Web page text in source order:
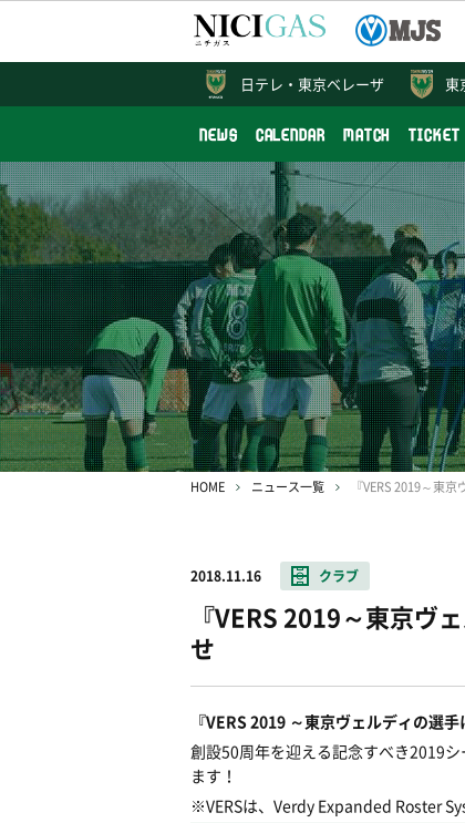
東
NEWS CALENDAR MATCH TICKET
日テレ・ 東京ベレーザ
HOME ニュース一覧
2018.11.16 クラブ
『VERS 2019～東京ヴ
せ
『VERS 2019 ～東京ヴェルディの選手
創設50周年を迎える記念すべき2019
ます！
※VERSは、Verdy Expanded Roster